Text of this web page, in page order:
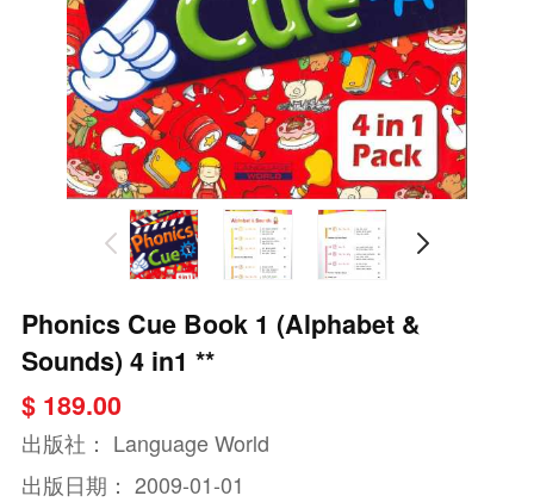
Phonics Cue Book 1 (Alphabet &
Sounds) 4 in1 **
$ 189.00
出版社： Language World
出版日期： 2009-01-01